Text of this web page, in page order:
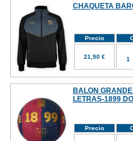
CHAQUETA
Precio
21,90 €
BALON
LETRAS-1899
Precio